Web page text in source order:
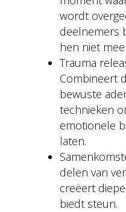
wordt
deelnemers
hen niet
Trauma
Combineert
bewuste
technieken
emotionele
laten.
delen van
creëert
biedt steun.